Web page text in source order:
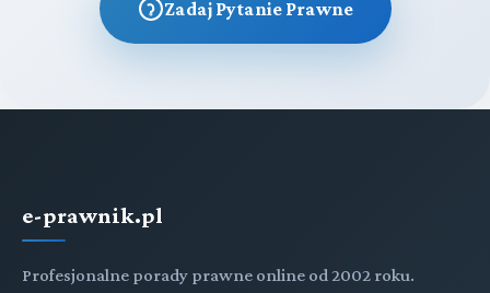
Zadaj Pytanie Prawne
e-prawnik.pl
Profesjonalne porady prawne online od 2002 roku.